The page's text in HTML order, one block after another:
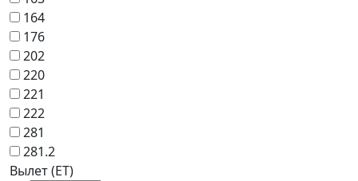
164
176
202
220
221
222
281
281.2
Вылет (ET)